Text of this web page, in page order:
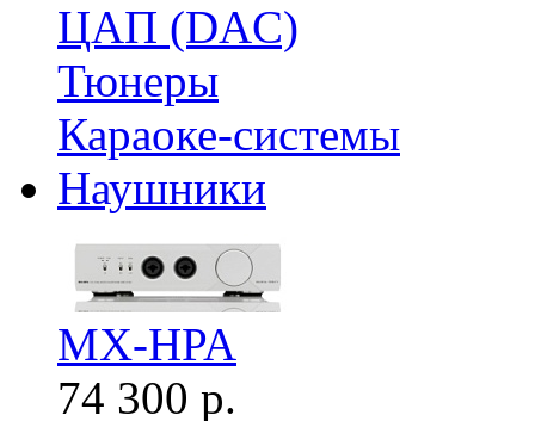
ЦАП (DAC)
Тюнеры
Караоке-системы
Наушники
MX-HPA
74 300 р.